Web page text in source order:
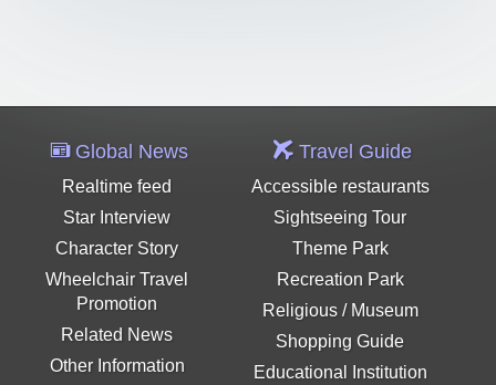
Global News
Realtime feed
Star Interview
Character Story
Wheelchair Travel
Promotion
Related News
Other Information
Travel Guide
Accessible restaurants
Sightseeing Tour
Theme Park
Recreation Park
Religious / Museum
Shopping Guide
Educational Institution